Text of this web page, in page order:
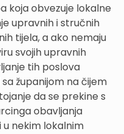
koja obvezuje lokalne
upravnih i stručnih
tijela, a ako nemaju
svojih upravnih
tih poslova
županijom na čijem
da se prekine s
obavljanja
nekim lokalnim